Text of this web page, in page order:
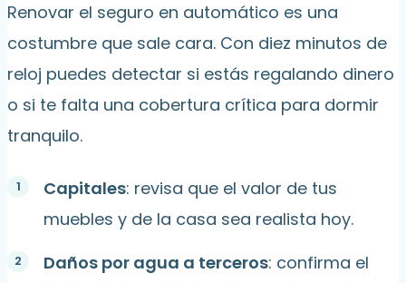
Renovar el seguro en automático es una
costumbre que sale cara. Con diez minutos de
reloj puedes detectar si estás regalando dinero
o si te falta una cobertura crítica para dormir
tranquilo.
Capitales: revisa que el valor de tus
muebles y de la casa sea realista hoy.
Daños por agua a terceros: confirma el